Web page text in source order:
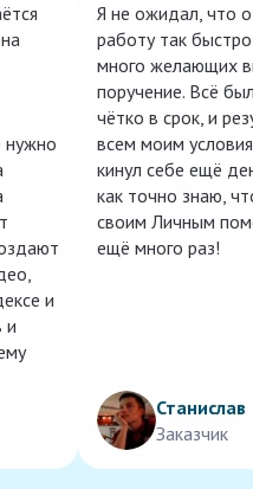
нужно
и
и
Я не ожидал, что
работу так
много желающих
поручение. Всё
чётко в срок, и
всем моим
кинул себе ещё
как точно знаю,
своим Личным
ещё много раз!
Станислав
Заказчик